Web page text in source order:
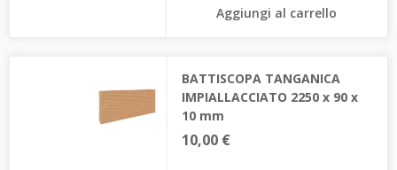
Aggiungi al carrello
BATTISCOPA TANGANICA
IMPIALLACCIATO 2250 x 90 x
10 mm
10,00 €